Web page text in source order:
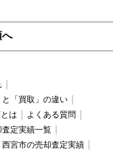
と「買取」の違い
は
よくある質問
査定実績一覧
西宮市の売却査定実績